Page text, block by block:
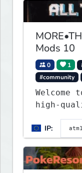
Mods 10
0 1
#community
Welcome
high-
players
polished,
IP: